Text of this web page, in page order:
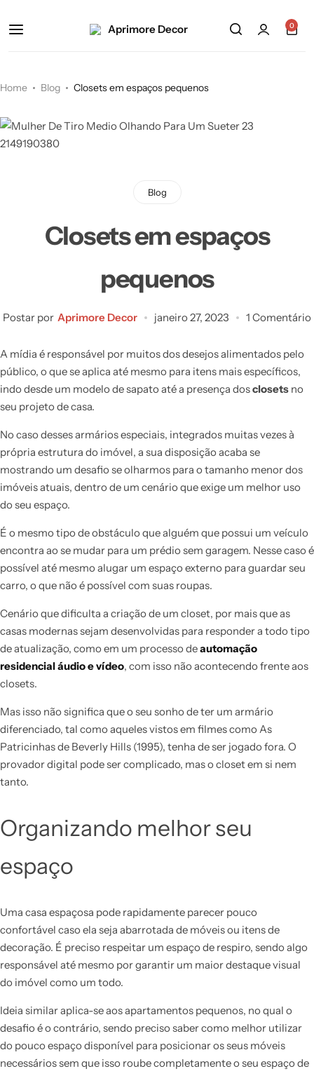
0
Home Blog Closets em espaços pequenos
Blog
Closets em espaços
pequenos
Postar por Aprimore Decor janeiro 27, 2023 1 Comentário
A mídia é responsável por muitos dos desejos alimentados pelo
público, o que se aplica até mesmo para itens mais específicos,
indo desde um modelo de sapato até a presença dosclosets no
seu projeto de casa.
No caso desses armários especiais, integrados muitas vezes à
própria estrutura do imóvel, a sua disposição acaba se
mostrando um desafio se olharmos para o tamanho menor dos
imóveis atuais, dentro de um cenário que exige um melhor uso
do seu espaço.
É o mesmo tipo de obstáculo que alguém que possui um veículo
encontra ao se mudar para um prédio sem garagem. Nesse caso é
possível até mesmo alugar um espaço externo para guardar seu
carro, o que não é possível com suas roupas.
Cenário que dificulta a criação de um closet, por mais que as
casas modernas sejam desenvolvidas para responder a todo tipo
de atualização, como em um processo deautomação
residencial áudio e vídeo, com isso não acontecendo frente aos
closets.
Mas isso não significa que o seu sonho de ter um armário
diferenciado, tal como aqueles vistos em filmes como As
Patricinhas de Beverly Hills (1995), tenha de ser jogado fora. O
provador digital pode ser complicado, mas o closet em si nem
tanto.
Organizando melhor seu
espaço
Uma casa espaçosa pode rapidamente parecer pouco
confortável caso ela seja abarrotada de móveis ou itens de
decoração. É preciso respeitar um espaço de respiro, sendo algo
responsável até mesmo por garantir um maior destaque visual
do imóvel como um todo.
Ideia similar aplica-se aos apartamentos pequenos, no qual o
desafio é o contrário, sendo preciso saber como melhor utilizar
do pouco espaço disponível para posicionar os seus móveis
necessários sem que isso roube completamente o seu espaço de